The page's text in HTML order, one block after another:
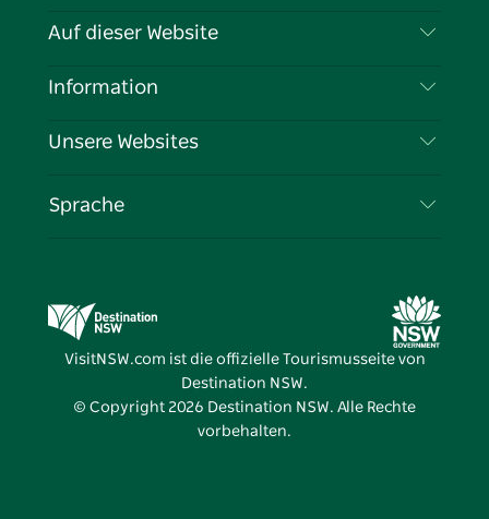
Kontaktieren Sie uns
Cookie-Hinweis
Auf dieser Website
Reiseziele
Veranstaltungen
Information
Reiseinformationen
Unternehmen in NSW
Unsere Websites
Destination NSW Medienzentrum
Vivid Sydney
Sprache
VisitNSW.com ist die offizielle Tourismusseite von
Destination NSW.
© Copyright 2026 Destination NSW. Alle Rechte
vorbehalten.